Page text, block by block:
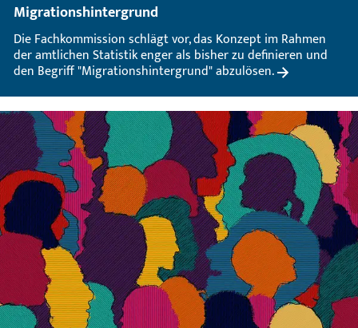
Migrationshintergrund
Die Fachkommission schlägt vor, das Konzept im Rahmen
der amtlichen Statistik enger als bisher zu definieren und
den Begriff "Migrationshintergrund" abzulösen.